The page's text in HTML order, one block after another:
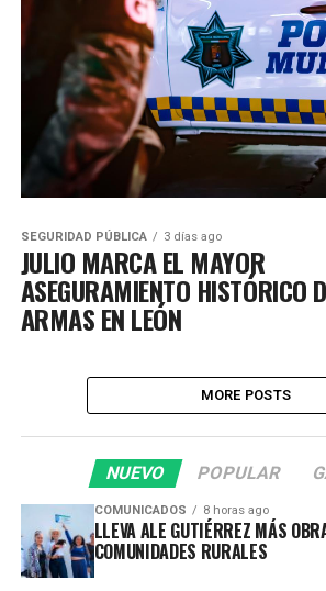
SEGURIDAD PÚBLICA 3 días ago
JULIO MARCA EL MAYOR
ASEGURAMIENTO HISTÓRICO
ARMAS EN LEÓN
MORE POSTS
NUEVO POPULAR
COMUNICADOS 8 horas ago
LLEVA ALE GUTIÉRREZ MÁS
COMUNIDADES RURALES